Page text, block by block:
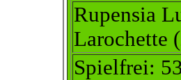
Rupensia
Larochette
Spielfrei: